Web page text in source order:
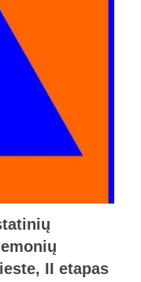
II etapas